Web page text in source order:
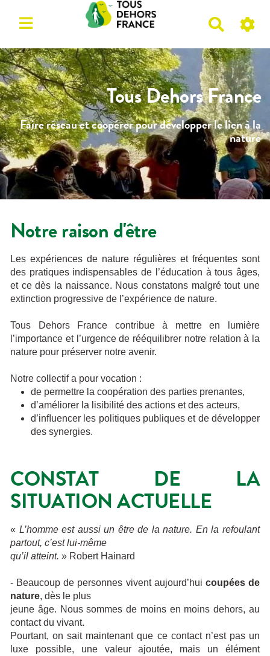
c
h
e
r
c
h
e
r
Tous Dehors France
Faire réseau et coopérer pour développer le lien à la
nature
Notre raison d'être
Les expériences de nature régulières et fréquentes sont
des pratiques indispensables de l’éducation à tous âges,
et ce dès la naissance. Nous constatons malgré tout une
extinction progressive de l’expérience de nature.
Tous Dehors France contribue à mettre en lumière
l’importance et l’urgence de rééquilibrer notre relation à la
nature pour préserver notre avenir.
Notre collectif a pour vocation :
de permettre la coopération des parties prenantes,
d’améliorer la lisibilité des actions et des acteurs,
d’inﬂuencer les politiques publiques et de développer
des synergies.
CONSTAT DE LA
SITUATION ACTUELLE
« L’homme est aussi un être de la nature. En la refoulant
partout, c’est lui-même
qu’il atteint. » Robert Hainard
- Beaucoup de personnes vivent aujourd’hui coupées de
nature, dès le plus
jeune âge. Nous sommes de moins en moins dehors, au
contact du vivant.
Pourtant, on sait maintenant que ce contact n’est pas un
luxe possible, une valeur ajoutée, mais un élément